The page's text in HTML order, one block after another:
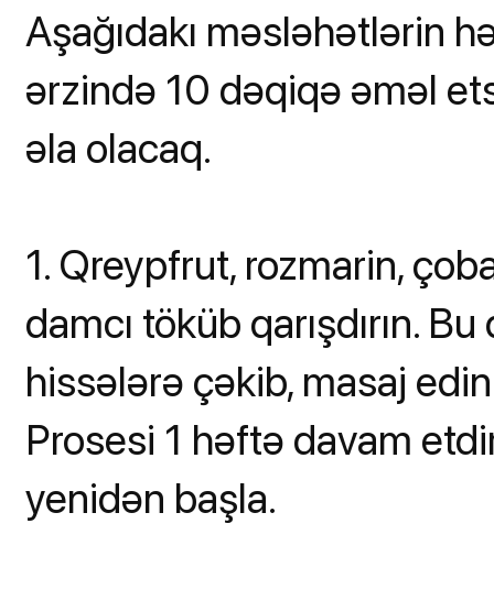
Aşağıdakı məsləhətlərin
ərzində 10 dəqiqə əməl
əla olacaq.
1. Qreypfrut, rozmarin,
damcı töküb qarışdırın.
hissələrə çəkib, masaj
Prosesi 1 həftə davam
yenidən başla.